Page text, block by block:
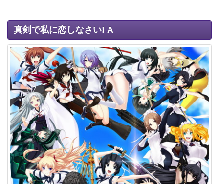
真剣で私に恋しなさい! A